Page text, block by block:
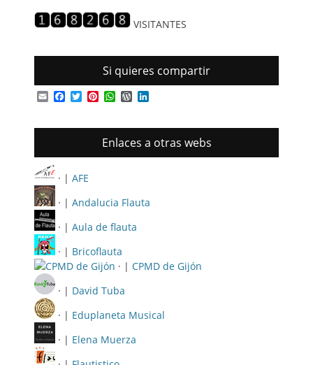
VISITANTES
Si quieres compartir
EmailFacebook
TwitterPinterest
WhatsApp
WordPress
Enlaces a otras webs
· | AFE
· | Andalucia Flauta
· | Aula de flauta
· | Bricoflauta
· | CPMD de Gijón
· | David Tuba
· | Eduplaneta Musical
· | Elena Muerza